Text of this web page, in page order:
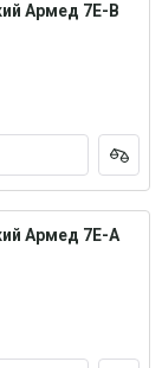
Армед 7Е-В
Армед 7Е-А